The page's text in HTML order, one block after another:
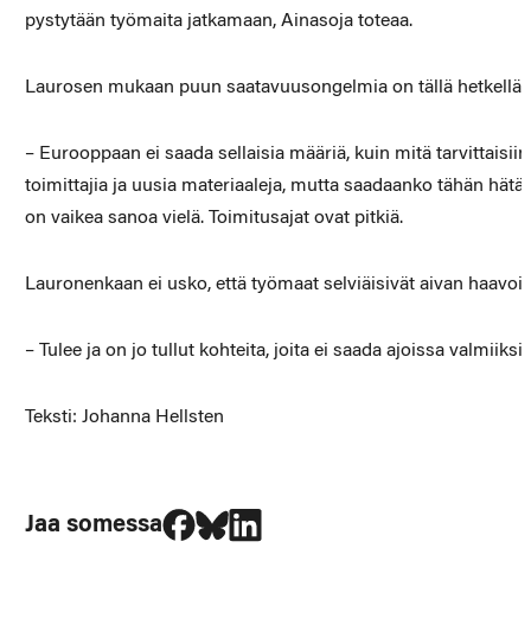
pystytään työmaita jatkamaan, Ainasoja toteaa.
Laurosen mukaan puun saatavuusongelmia on tällä
– Eurooppaan ei saada sellaisia määriä, kuin mitä
toimittajia ja uusia materiaaleja, mutta saadaanko tähän
on vaikea sanoa vielä. Toimitusajat ovat pitkiä.
Lauronenkaan ei usko, että työmaat selviäisivät aivan
– Tulee ja on jo tullut kohteita, joita ei saada ajoissa
Teksti: Johanna Hellsten
Jaa somessa
Jaa Facebookissa
Jaa Blueskyssa
Jaa LinkedIn:ssä